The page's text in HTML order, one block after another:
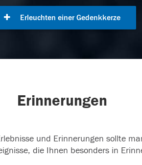
Erleuchten einer Gedenkkerze
Erinnerungen
und Erinnerungen sollte
die Ihnen besonders in